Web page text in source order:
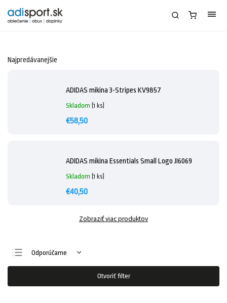
Najpredávanejšie
ADIDAS mikina 3-Stripes KV9857
Skladom (1 ks)
€58,50
ADIDAS mikina Essentials Small Logo JI6069
Skladom (1 ks)
€40,50
Zobraziť viac produktov
Odporúčame
Najlacnejšie
Najdrahšie
Otvoriť filter